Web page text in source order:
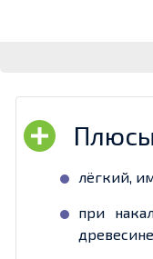
лёгкий,
при